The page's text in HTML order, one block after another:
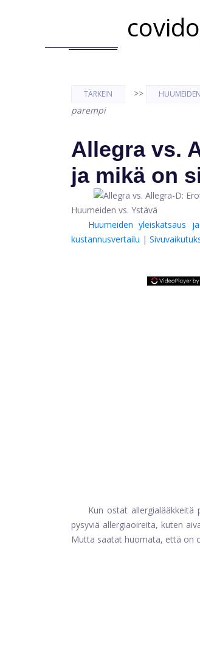
TÄRKEIN >>
parempi
Allegra vs.
ja mikä on
Huumeiden vs. Ystävä
Huumeiden yleiskatsaus
kustannusvertailu |
Kun ostat allergialääkkeitä
pysyviä allergiaoireita, kuten
Mutta saatat huomata, että on